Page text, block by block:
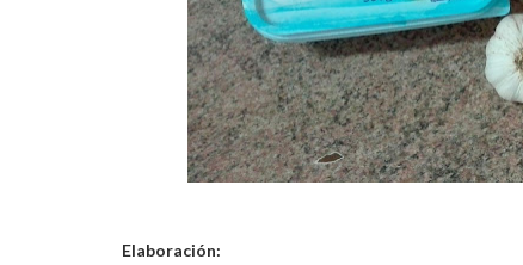
Elaboración: